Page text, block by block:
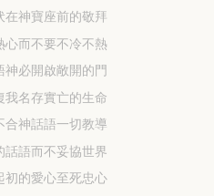
在神寶座前的敬拜
心而不要不冷不熱
神必開啟敞開的門
我名存實亡的生命
合神話語一切教導
話語而不妥協世界
初的愛心至死忠心